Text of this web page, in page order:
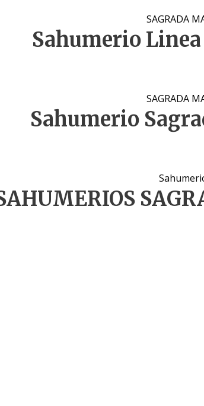
SAGRADA
Sahumerio
SAGRADA
Sahumerio